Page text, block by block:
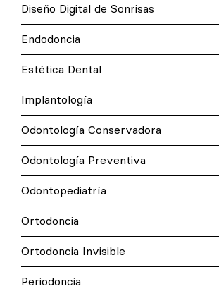
Diseño Digital de Sonrisas
Endodoncia
Estética Dental
Implantología
Odontología Conservadora
Odontología Preventiva
Odontopediatría
Ortodoncia
Ortodoncia Invisible
Periodoncia